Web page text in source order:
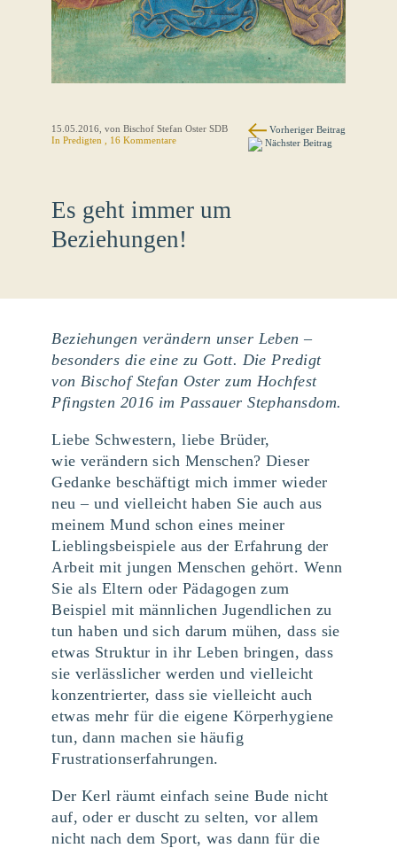
15.05.2016 , von Bischof Stefan Oster SDB
InPredigten , 16 Kommentare
Vorheriger Beitrag
Nächster Beitrag
Es geht immer um
Beziehungen!
Beziehungen verändern unser Leben –
besonders die eine zu Gott. Die Predigt
von Bischof Stefan Oster zum Hochfest
Pfingsten 2016 im Passauer Stephansdom.
Liebe Schwestern, liebe Brüder,
wie verändern sich Menschen? Dieser
Gedanke beschäftigt mich immer wieder
neu – und vielleicht haben Sie auch aus
meinem Mund schon eines meiner
Lieblingsbeispiele aus der Erfahrung der
Arbeit mit jungen Menschen gehört. Wenn
Sie als Eltern oder Pädagogen zum
Beispiel mit männlichen Jugendlichen zu
tun haben und sich darum mühen, dass sie
etwas Struktur in ihr Leben bringen, dass
sie verlässlicher werden und vielleicht
konzentrierter, dass sie vielleicht auch
etwas mehr für die eigene Körperhygiene
tun, dann machen sie häufig
Frustrationserfahrungen.
Der Kerl räumt einfach seine Bude nicht
auf, oder er duscht zu selten, vor allem
nicht nach dem Sport, was dann für die